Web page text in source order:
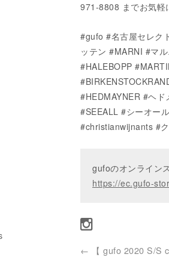
971-8808 までお気軽
#gufo #名古屋セレク
ッテン #MARNI #マ
#HALEBOPP
#HEDMAYNER #ヘ
#SEEALL #シーオー
#christianwijnants #
gufoのオンライン
https://ec.gufo-
← 【 gufo 2020 S/S